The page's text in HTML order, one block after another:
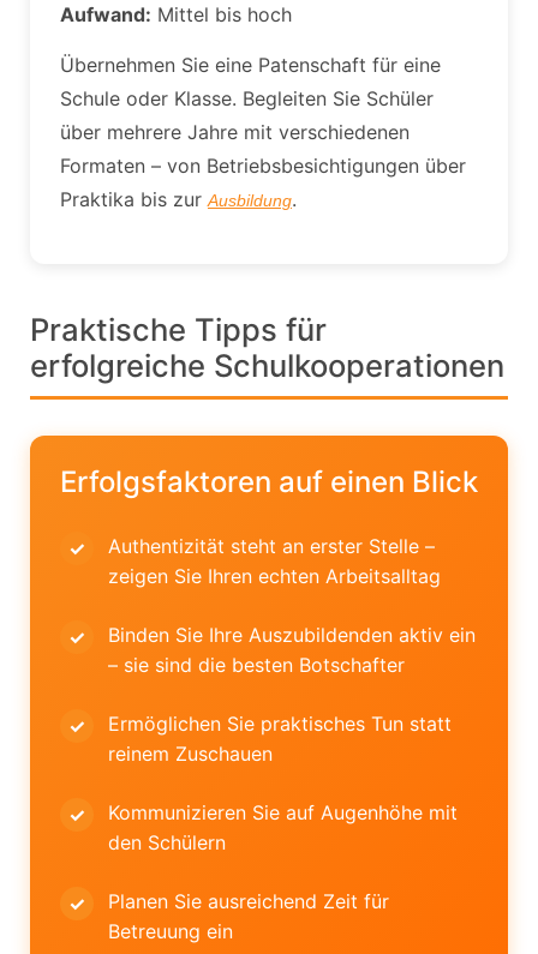
Aufwand: Mittel bis hoch
Übernehmen Sie eine Patenschaft für eine
Schule oder Klasse. Begleiten Sie Schüler
über mehrere Jahre mit verschiedenen
Formaten – von Betriebsbesichtigungen über
Praktika bis zurAusbildung.
Praktische Tipps für
erfolgreiche Schulkooperationen
Erfolgsfaktoren auf einen Blick
Authentizität steht an erster Stelle –
zeigen Sie Ihren echten Arbeitsalltag
Binden Sie Ihre Auszubildenden aktiv ein
– sie sind die besten Botschafter
Ermöglichen Sie praktisches Tun statt
reinem Zuschauen
Kommunizieren Sie auf Augenhöhe mit
den Schülern
Planen Sie ausreichend Zeit für
Betreuung ein